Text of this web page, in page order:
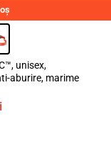
unisex,
aburire, marime